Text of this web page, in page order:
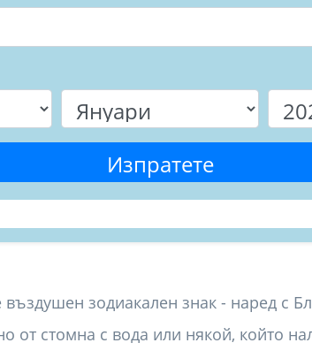
Изпратете
зодиакален знак - наред с
от стомна с вода или някой, който